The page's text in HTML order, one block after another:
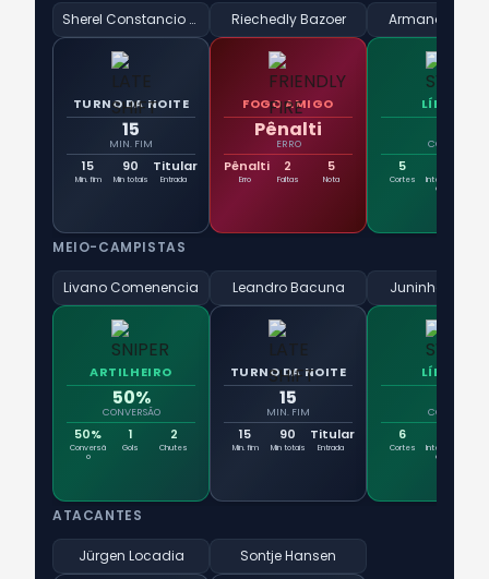
Sherel Constancio Floranus
TURNO DA NOITE
15
MIN. FIM
15
Min. fim
90
Min totais
Titular
Entrada
Riechedly Bazoer
FOGO AMIGO
Pênalti
ERRO
Pênalti
Erro
2
Faltas
5
Nota
Armando
LÍBERO
CORTES
5
Cortes
Intercepta
ções
MEIO-CAMPISTAS
Livano Comenencia
ARTILHEIRO
50%
CONVERSÃO
50%
Conversã
o
1
Gols
2
Chutes
Leandro Bacuna
TURNO DA NOITE
15
MIN. FIM
15
Min. fim
90
Min totais
Titular
Entrada
Juninho
LÍBERO
CORTES
6
Cortes
Intercepta
ções
ATACANTES
Jürgen Locadia Sontje Hansen